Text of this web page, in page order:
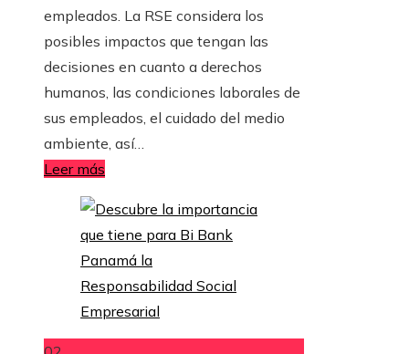
empleados. La RSE considera los
posibles impactos que tengan las
decisiones en cuanto a derechos
humanos, las condiciones laborales de
sus empleados, el cuidado del medio
ambiente, así…
Leer más